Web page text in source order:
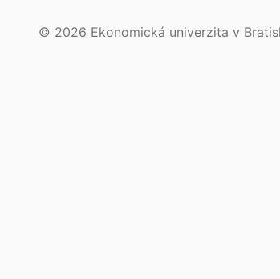
© 2026 Ekonomická univerzita v